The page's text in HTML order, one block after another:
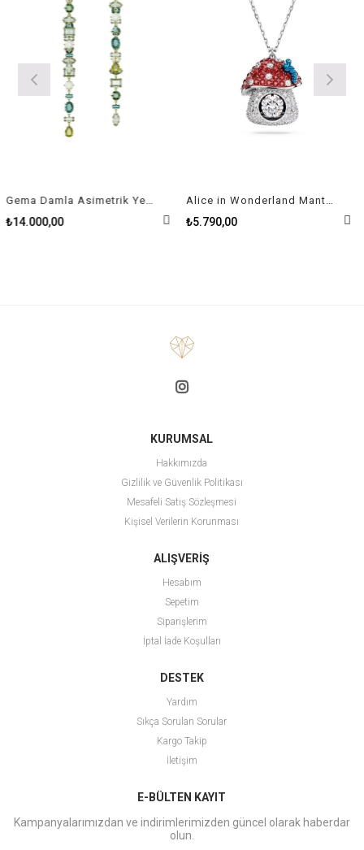
Gema Damla Asimetrik Yeşil Kadın Küpe
₺14.000,00
Alice in Wonderland Mantar, Kırmızı, Rodyum Kaplama Kolye
₺5.790,00
KURUMSAL
Hakkımızda
Gizlilik ve Güvenlik Politikası
Mesafeli Satış Sözleşmesi
Kişisel Verilerin Korunması
ALIŞVERİŞ
Hesabım
Sepetim
Siparişlerim
İptal İade Koşulları
DESTEK
Yardım
Sıkça Sorulan Sorular
Kargo Takip
İletişim
E-BÜLTEN KAYIT
Kampanyalarımızdan ve indirimlerimizden güncel olarak haberdar
olun.